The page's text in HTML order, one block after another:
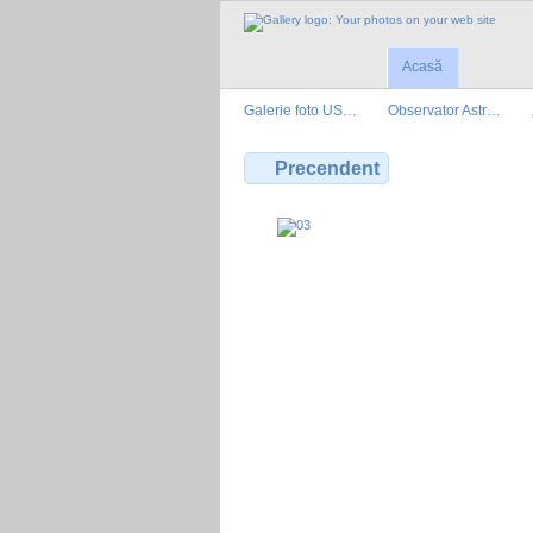
Acasă
Galerie foto US… Observator Astr…
Precendent